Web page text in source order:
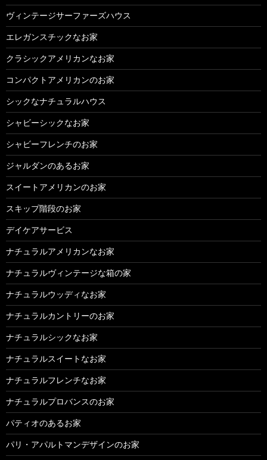
ヴィンテージサーファーズハウス
エレガンスチックなお家
クラシックアメリカンなお家
コンパクトアメリカンのお家
シックなナチュラルハウス
シャビーシックなお家
シャビーフレンチのお家
ジャルダンのあるお家
スイートアメリカンのお家
スキップ階段のお家
デイケアサービス
ナチュラルアメリカンなお家
ナチュラルヴィンテージな箱の家
ナチュラルウッディなお家
ナチュラルカントリーのお家
ナチュラルシックなお家
ナチュラルスイートなお家
ナチュラルフレンチなお家
ナチュラルプロバンスのお家
パティオのあるお家
パリ・アパルトマンデザインのお家